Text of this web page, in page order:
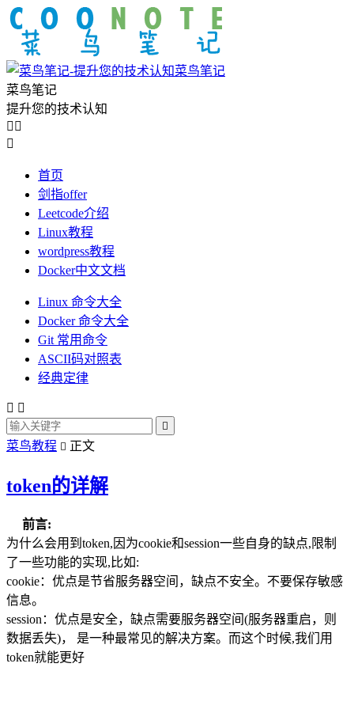
菜鸟笔记
菜鸟笔记
提升您的技术认知
 

首页
剑指offer
Leetcode介绍
Linux教程
wordpress教程
Docker中文文档
Linux 命令大全
Docker 命令大全
Git 常用命令
ASCII码对照表
经典定律
 

菜鸟教程  正文
token的详解
前言:
为什么会用到token,因为cookie和session一些自身的缺点,限制
了一些功能的实现,比如:
cookie：优点是节省服务器空间，缺点不安全。不要保存敏感
信息。
session：优点是安全，缺点需要服务器空间(服务器重启，则
数据丢失)， 是一种最常见的解决方案。而这个时候,我们用
token就能更好